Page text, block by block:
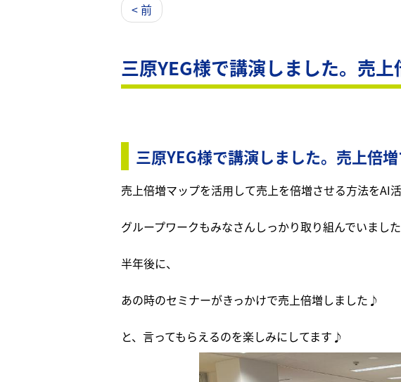
< 前
三原YEG様で講演しました。売上
三原YEG様で講演しました。売上倍増
売上倍増マップを活用して売上を倍増させる方法をAI
グループワークもみなさんしっかり取り組んでいました
半年後に、
あの時のセミナーがきっかけで売上倍増しました♪
と、言ってもらえるのを楽しみにしてます♪